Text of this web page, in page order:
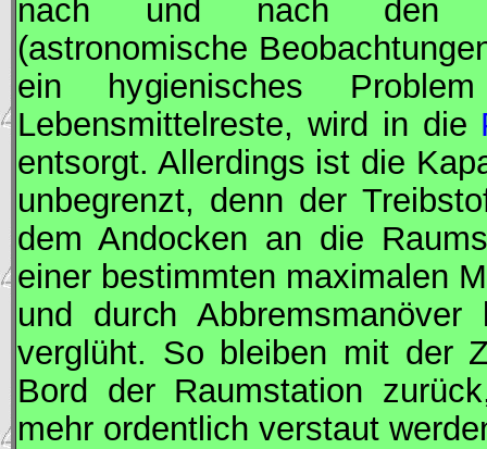
nach und nach den
(astronomische
ein hygienisches
Lebensmittelreste, wird in die
entsorgt. Allerdings ist die
unbegrenzt, denn der
dem Andocken an die
einer bestimmten maximalen
und durch
verglüht. So bleiben mit der
Bord der Raumstation
mehr ordentlich verstaut